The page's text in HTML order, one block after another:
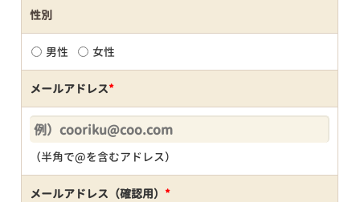
性別
男性 女性
メールアドレス*
（半角で@を含むアドレス）
メールアドレス（確認用） *